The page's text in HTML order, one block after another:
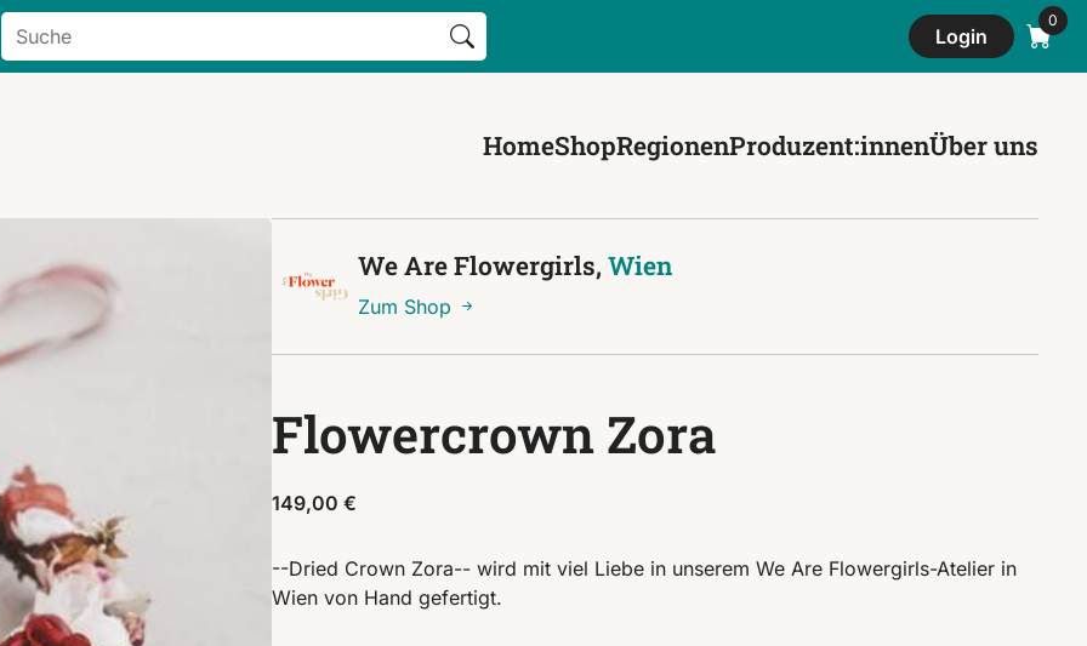
Search
for:
Search Button
Login
HomeShopRegionenProduzent:innenÜber uns
We Are Flowergirls,Wien
Zum Shop
Flowercrown Zora
149,00 €
--Dried Crown Zora-- wird mit viel Liebe in unserem We Are Flowergirls-Atelier in
Wien von Hand gefertigt.